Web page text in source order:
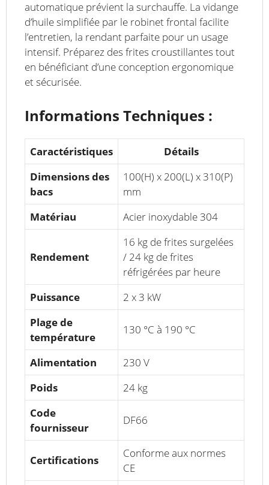
automatique prévient la surchauffe. La vidange
d’huile simplifiée par le robinet frontal facilite
l’entretien, la rendant parfaite pour un usage
intensif. Préparez des frites croustillantes tout
en bénéficiant d’une conception ergonomique
et sécurisée.
Informations Techniques :
Caractéristiques
Détails
Dimensions des
bacs
100(H) x 200(L) x 310(P)
mm
Matériau
Acier inoxydable 304
Rendement
16 kg de frites surgelées
/ 24 kg de frites
réfrigérées par heure
Puissance
2 x 3 kW
Plage de
température
130 °C à 190 °C
Alimentation
230 V
Poids
24 kg
Code
fournisseur
DF66
Certifications
Conforme aux normes
CE